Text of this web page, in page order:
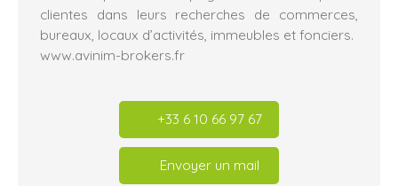
clientes dans leurs recherches de commerces,
bureaux, locaux d’activités, immeubles et fonciers.
www.avinim-brokers.fr
+33 6 10 66 97 67
Envoyer un mail